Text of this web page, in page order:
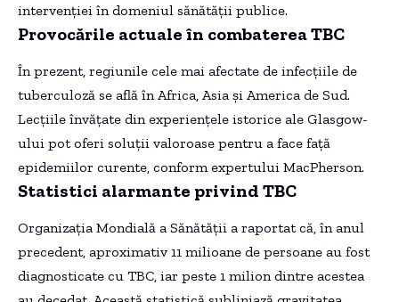
intervenției în domeniul sănătății publice.
Provocările actuale în combaterea TBC
În prezent, regiunile cele mai afectate de infecțiile de
tuberculoză se află în Africa, Asia și America de Sud.
Lecțiile învățate din experiențele istorice ale Glasgow-
ului pot oferi soluții valoroase pentru a face față
epidemiilor curente, conform expertului MacPherson.
Statistici alarmante privind TBC
Organizația Mondială a Sănătății a raportat că, în anul
precedent, aproximativ 11 milioane de persoane au fost
diagnosticate cu TBC, iar peste 1 milion dintre acestea